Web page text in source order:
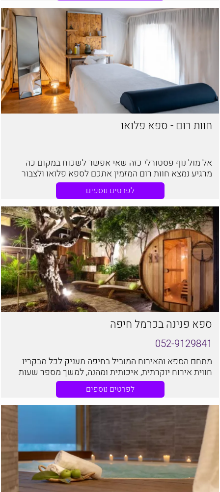
חוות רום - ספא פלואו
אל מול נוף פסטורלי כזה שאי אפשר לשכוח במקום כה
מרגיע נמצא חוות רום המזמין אתכם לספא פלואו ולצבור
אנרגיות וחוויות חדשות ומרגיעות
לפרטים נוספים
ספא פנינה בכרמל חיפה
052-9129841
מתחם הספא והאירוח המוביל בחיפה מעניק לכל מבקריו
חווית אירוח יוקרתית, איכותית ומהנה, למשך מספר שעות
של בילוי שלו, נינוח ומפנקלפרטים נוספים